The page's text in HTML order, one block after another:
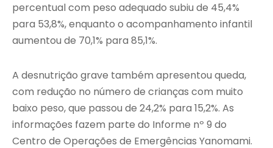
percentual com peso adequado subiu de 45,4%
para 53,8%, enquanto o acompanhamento infantil
aumentou de 70,1% para 85,1%.
A desnutrição grave também apresentou queda,
com redução no número de crianças com muito
baixo peso, que passou de 24,2% para 15,2%. As
informações fazem parte do Informe nº 9 do
Centro de Operações de Emergências Yanomami.